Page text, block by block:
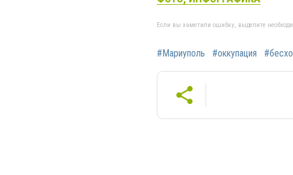
Если вы заметили ошибку, выделите
#Мариуполь #оккупация